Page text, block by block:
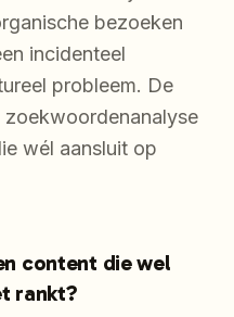
bezoeken
incidenteel
probleem. De
wél aansluit op
content die wel
rankt?